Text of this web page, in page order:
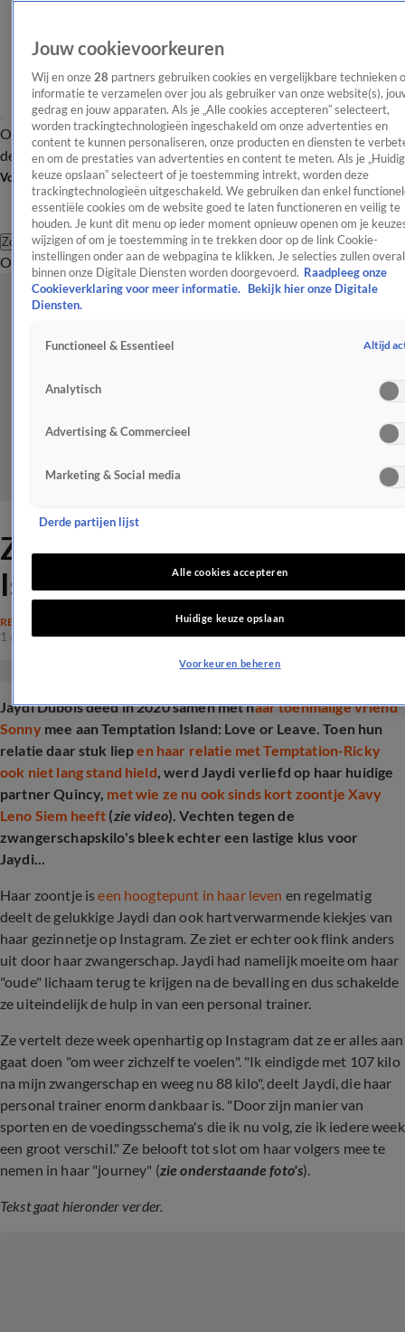
OverzichtAfleveringen Entertainment TV Algemeen
Tip
de redactieNieuwsbrief
Volg Shownieuws
Zoeken
OverzichtEntertainmentSpraakmakendRealityCrimeVideo's
ZIEN: Zo ziet Temptation
Island-Jaydi er nu uit
REALITY
1 apr 2025, 22:27
Jaydi Dubois deed in 2020 samen met haar toenmalige vriend
Sonny mee aan Temptation Island: Love or Leave. Toen hun
relatie daar stuk liepen haar relatie met Temptation-Ricky
ook niet lang stand hield, werd Jaydi verliefd op haar huidige
partner Quincy, met wie ze nu ook sinds kort zoontje Xavy
Leno Siem heeft (zie video). Vechten tegen de
zwangerschapskilo's bleek echter een lastige klus voor
Jaydi...
Haar zoontje iseen hoogtepunt in haar leven en regelmatig
deelt de gelukkige Jaydi dan ook hartverwarmende kiekjes van
haar gezinnetje op Instagram. Ze ziet er echter ook flink anders
uit door haar zwangerschap. Jaydi had namelijk moeite om haar
"oude" lichaam terug te krijgen na de bevalling en dus schakelde
ze uiteindelijk de hulp in van een personal trainer.
Ze vertelt deze week openhartig op Instagram dat ze er alles aan
gaat doen "om weer zichzelf te voelen". "Ik eindigde met 107 kilo
na mijn zwangerschap en weeg nu 88 kilo", deelt Jaydi, die haar
personal trainer enorm dankbaar is. "Door zijn manier van
sporten en de voedingsschema's die ik nu volg, zie ik iedere week
een groot verschil." Ze belooft tot slot om haar volgers mee te
nemen in haar "journey" (zie onderstaande foto's).
Tekst gaat hieronder verder.
Jouw cookievoorkeuren
Wij en onze 28 partners gebruiken cookies en vergelijkbare technieken
informatie te verzamelen over jou als gebruiker van onze website(s),
gedrag en jouw apparaten. Als je „Alle cookies accepteren” selecteert,
worden trackingtechnologieën ingeschakeld om onze advertenties en
content te kunnen personaliseren, onze producten en diensten te
en om de prestaties van advertenties en content te meten. Als je
keuze opslaan” selecteert of je toestemming intrekt, worden deze
trackingtechnologieën uitgeschakeld. We gebruiken dan enkel
essentiële cookies om de website goed te laten functioneren en veilig te
houden. Je kunt dit menu op ieder moment opnieuw openen om je
wijzigen of om je toestemming in te trekken door op de link Cookie-
instellingen onder aan de webpagina te klikken. Je selecties zullen overal
binnen onze Digitale Diensten worden doorgevoerd. Raadpleeg onze
Cookieverklaring voor meer informatie.
Bekijk hier onze Digitale
Diensten.
Functioneel & Essentieel Altijd
Analytisch
Advertising & Commercieel
Marketing & Social media
Derde partijen lijst
Alle cookies accepteren
Huidige keuze opslaan
Voorkeuren beheren